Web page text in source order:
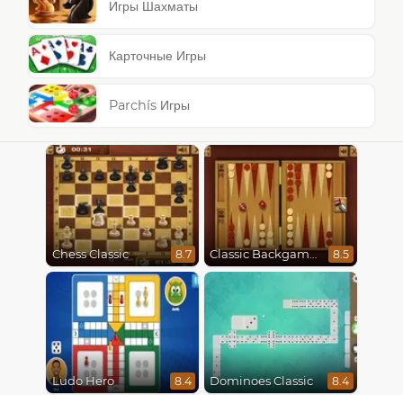
Игры Шахматы
Карточные Игры
Parchís Игры
Chess Classic 8.7 Classic Backgammon 8.5
Ludo Hero 8.4 Dominoes Classic 8.4